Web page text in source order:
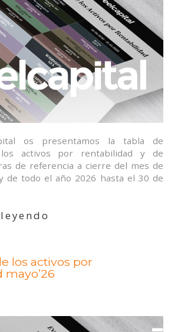
os presentamos la tabla de
activos por rentabilidad y de
de referencia a cierre del mes de
de todo el año 2026 hasta el 30 de
por
rentabilidad
los activos por
mayo’26